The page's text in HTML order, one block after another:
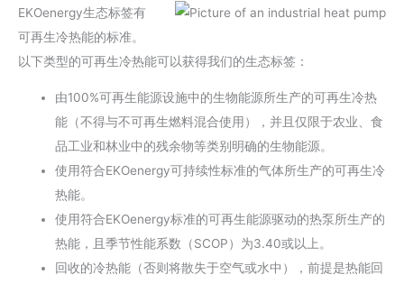
EKOenergy生态标签有
可再生冷热能的标准。
以下类型的可再生冷热能可以获得我们的生态标签：
由100%可再生能源设施中的生物能源所生产的可再生冷热
能（不得与不可再生燃料混合使用），并且仅限于农业、食
品工业和林业中的残余物等类别明确的生物能源。
使用符合EKOenergy可持续性标准的气体所生产的可再生冷
热能。
使用符合EKOenergy标准的可再生能源驱动的热泵所生产的
热能，且季节性能系数（SCOP）为3.40或以上。
回收的冷热能（否则将散失于空气或水中），前提是热能回